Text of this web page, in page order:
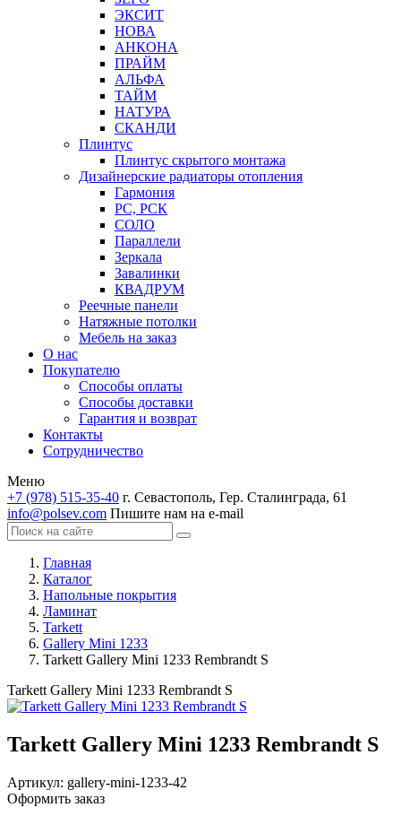
ЭКСИТ
НОВА
АНКОНА
ПРАЙМ
АЛЬФА
ТАЙМ
НАТУРА
СКАНДИ
Плинтус
Плинтус скрытого монтажа
Дизайнерские радиаторы отопления
Гармония
РС, РСК
СОЛО
Параллели
Зеркала
Завалинки
КВАДРУМ
Реечные панели
Натяжные потолки
Мебель на заказ
О нас
Покупателю
Способы оплаты
Способы доставки
Гарантия и возврат
Контакты
Сотрудничество
Меню
+7 (978) 515-35-40 г. Севастополь, Гер. Сталинграда, 61
info@polsev.com Пишите нам на e-mail
Главная
Каталог
Напольные покрытия
Ламинат
Tarkett
Gallery Mini 1233
Tarkett Gallery Mini 1233 Rembrandt S
Tarkett Gallery Mini 1233 Rembrandt S
Tarkett Gallery Mini 1233 Rembrandt S
Артикул: gallery-mini-1233-42
Оформить заказ